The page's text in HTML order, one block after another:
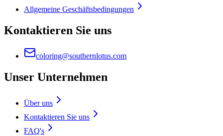
Allgemeine Geschäftsbedingungen
Kontaktieren Sie uns
coloring@southernlotus.com
Unser Unternehmen
Über uns
Kontaktieren Sie uns
FAQ's